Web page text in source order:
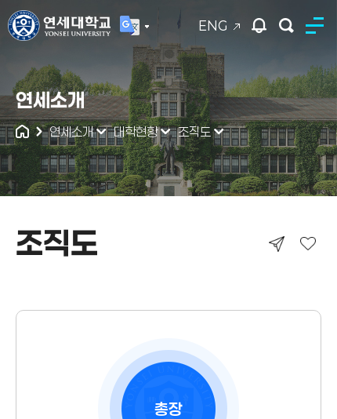
ENG
연세대학교
통합검색
연세소개
연세소개 대학현황 조직도
조직도
조직도
총장